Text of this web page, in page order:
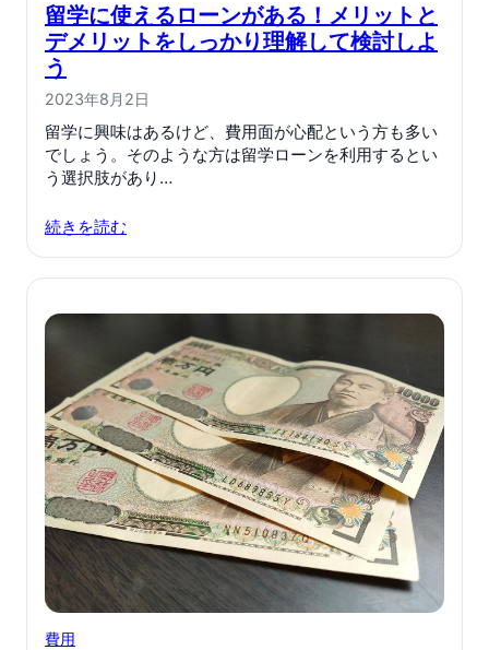
留学に使えるローンがある！メリットと
デメリットをしっかり理解して検討しよ
う
2023年8月2日
留学に興味はあるけど、費用面が心配という方も多い
でしょう。そのような方は留学ローンを利用するとい
う選択肢があり…
続きを読む
費用